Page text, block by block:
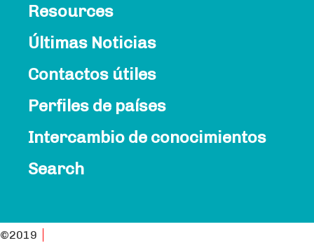
Resources
Últimas Noticias
Contactos útiles
Perfiles de países
Intercambio de conocimientos
Search
©2019